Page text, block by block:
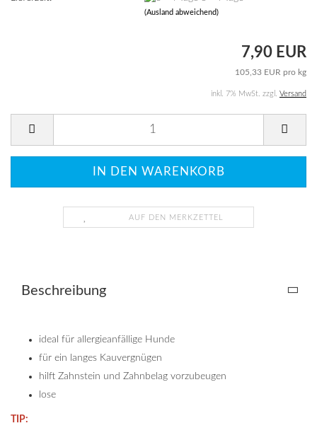
(Ausland abweichend)
7,90 EUR
105,33 EUR pro kg
inkl. 7% MwSt. zzgl. Versand
AUF DEN MERKZETTEL
Beschreibung
ideal für allergieanfällige Hunde
für ein langes Kauvergnügen
hilft Zahnstein und Zahnbelag vorzubeugen
lose
TIP: